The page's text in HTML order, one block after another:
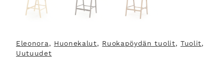
Eleonora, Huonekalut, Ruokapöydän tuolit, Tuolit
Uutuudet